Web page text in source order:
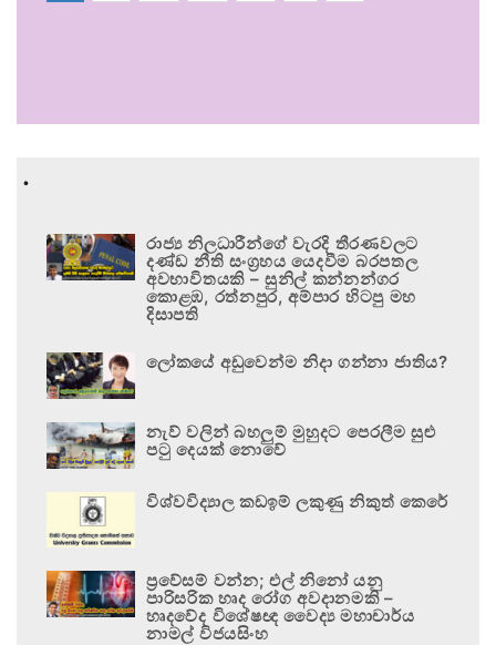
.
රාජ්‍ය නිලධාරීන්ගේ වැරදි තීරණවලට
දණ්ඩ නීති සංග්‍රහය යෙදවීම බරපතල
අවභාවිතයකි – සුනිල් කන්නන්ගර
කොළඹ, රත්නපුර, අම්පාර හිටපු මහ
දිසාපති
ලෝකයේ අඩුවෙන්ම නිදා ගන්නා ජාතිය?
නැව් වලින් බහලුම් මුහුදට පෙරලීම සුළු
පටු දෙයක් නොවේ
විශ්වවිද්‍යාල කඩඉම් ලකුණු නිකුත් කෙරේ
ප්‍රවේසම් වන්න; එල් නිනෝ යනු
පාරිසරික හෘද රෝග අවදානමකි –
හෘදවේද විශේෂඥ වෛද්‍ය මහාචාර්ය
නාමල් විජයසිංහ